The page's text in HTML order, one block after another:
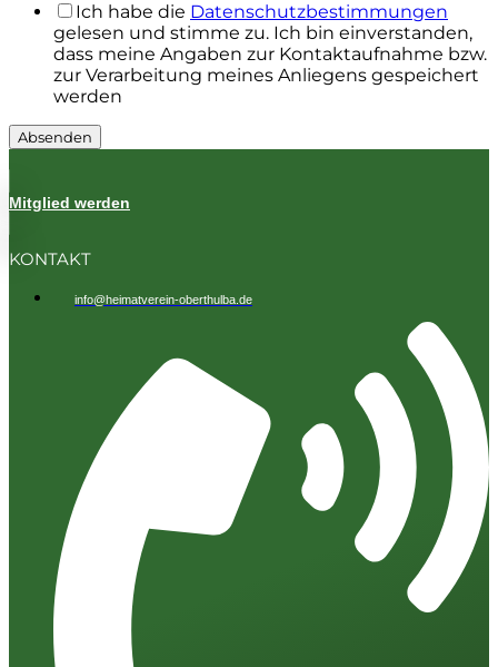
Ich habe die Datenschutzbestimmungen
gelesen und stimme zu. Ich bin einverstanden,
dass meine Angaben zur Kontaktaufnahme bzw.
zur Verarbeitung meines Anliegens gespeichert
werden
Absenden
Mitglied werden
KONTAKT
info@heimatverein-oberthulba.de